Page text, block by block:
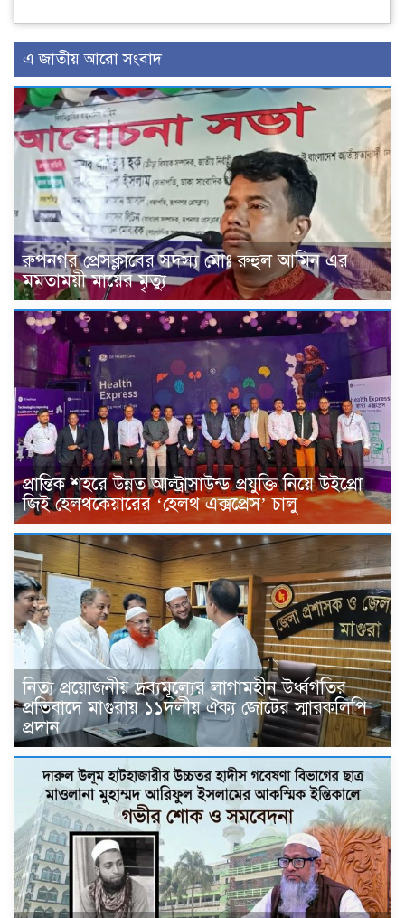
এ জাতীয় আরো সংবাদ
রুপনগর প্রেসক্লাবের সদস্য মোঃ রুহুল আমিন এর
মমতাময়ী মায়ের মৃত্যু
প্রান্তিক শহরে উন্নত আল্ট্রাসাউন্ড প্রযুক্তি নিয়ে উইপ্রো
জিই হেলথকেয়ারের ‘হেলথ এক্সপ্রেস’ চালু
নিত্য প্রয়োজনীয় দ্রব্যমূল্যের লাগামহীন উর্ধ্বগতির
প্রতিবাদে মাগুরায় ১১দলীয় ঐক্য জোটের স্মারকলিপি
প্রদান